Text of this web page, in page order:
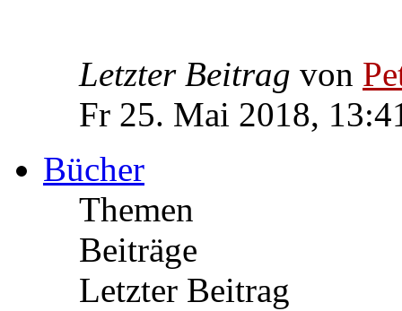
Letzter Beitrag von
Fr 25. Mai 2018,
Bücher
Themen
Beiträge
Letzter Beitrag